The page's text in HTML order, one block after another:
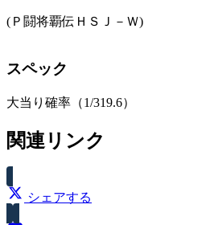
(Ｐ闘将覇伝ＨＳＪ－Ｗ)
スペック
大当り確率（1/319.6）
関連リンク
シェアする